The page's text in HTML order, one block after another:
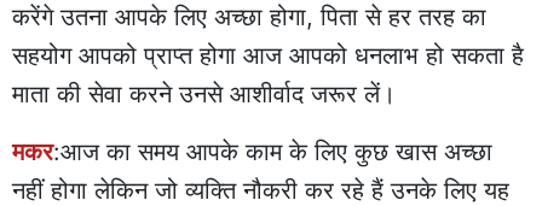
करेंगे उतना आपके लिए अच्छा होगा, पिता से हर तरह का
सहयोग आपको प्राप्त होगा आज आपको धनलाभ हो सकता है
माता की सेवा करने उनसे आशीर्वाद जरूर लें।
मकर:आज का समय आपके काम के लिए कुछ खास अच्छा
नहीं होगा लेकिन जो व्यक्ति नौकरी कर रहे हैं उनके लिए यह